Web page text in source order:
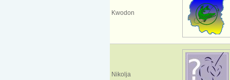
Kwodon
Nikolja